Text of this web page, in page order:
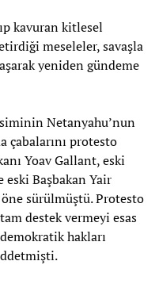
kavuran kitlesel
meseleler, savaşla
yeniden gündeme
Netanyahu’nun
çabalarını protesto
Yoav Gallant, eski
eski Başbakan Yair
sürülmüştü. Protesto
destek vermeyi esas
hakları